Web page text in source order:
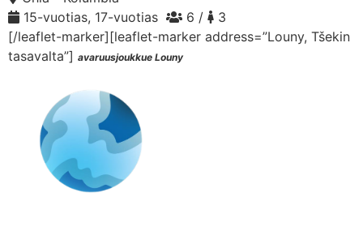
15-vuotias, 17-vuotias
6 /
3
[/leaflet-marker][leaflet-marker address=”Louny, Tšekin
tasavalta”] avaruusjoukkue Louny